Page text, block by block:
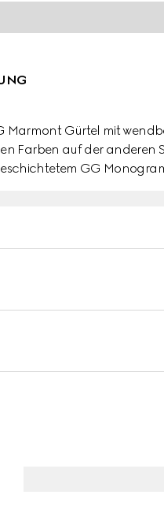
Marmont Gürtel mit
Farben auf der anderen
GG